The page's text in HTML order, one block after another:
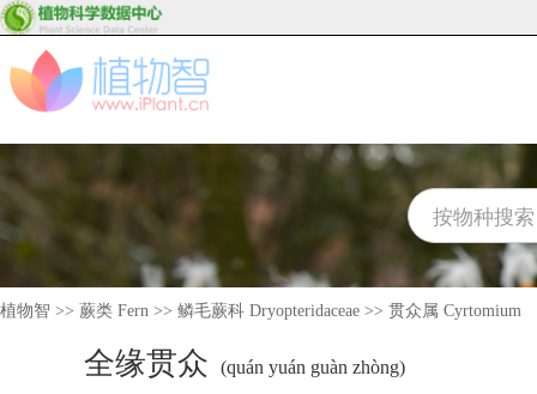
植物智 >> 蕨类 Fern >> 鳞毛蕨科 Dryopteridaceae >> 贯众属 Cyrtomium
全缘贯众 (quán yuán guàn zhòng)